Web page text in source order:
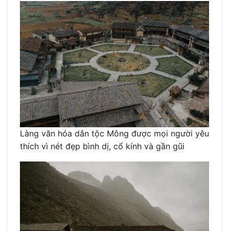
Làng văn hóa dân tộc Mông được mọi người yêu
thích vì nét đẹp bình dị, cổ kính và gần gũi